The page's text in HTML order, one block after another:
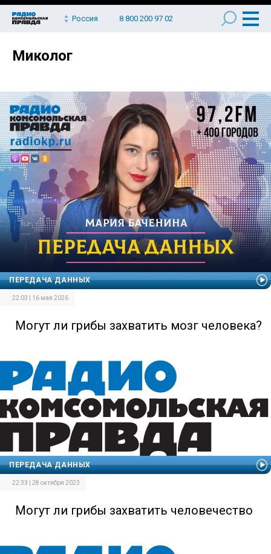
Россия 8 800 200 97 02
Миколог
ПЕРЕДАЧА ДАННЫХ
22:03 | 16 мая 2026
Могут ли грибы захватить мозг человека?
ПЕРЕДАЧА ДАННЫХ
22:33 | 28 октября 2023
Могут ли грибы захватить человечество